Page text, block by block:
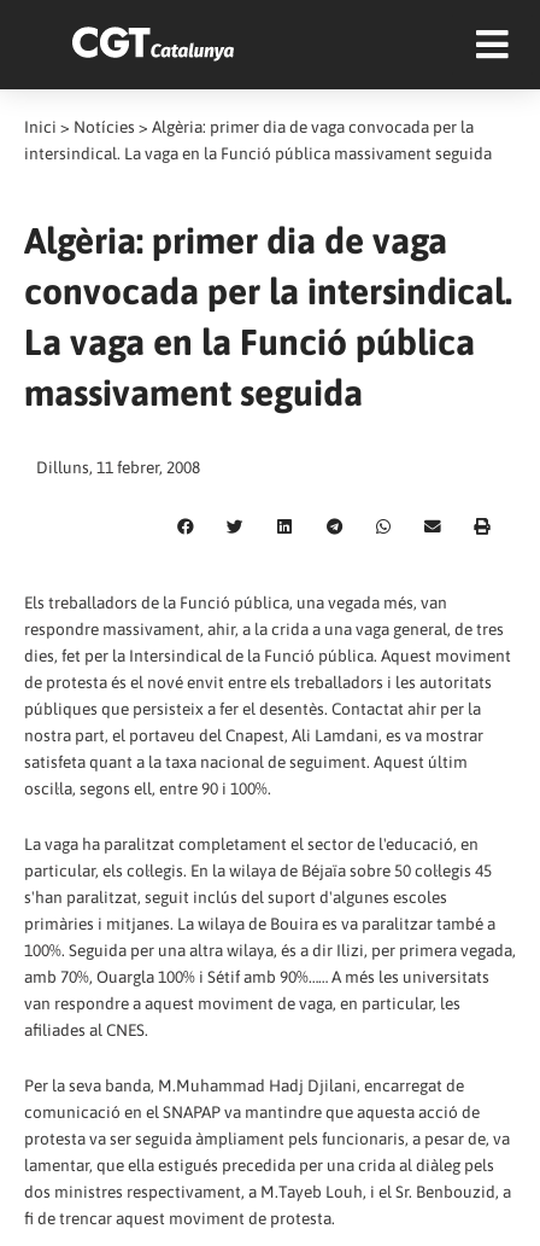
Inici > Notícies > Algèria: primer dia de vaga convocada per la
intersindical. La vaga en la Funció pública massivament seguida
Algèria: primer dia de vaga
convocada per la intersindical.
La vaga en la Funció pública
massivament seguida
Dilluns, 11 febrer, 2008
Els treballadors de la Funció pública, una vegada més, van
respondre massivament, ahir, a la crida a una vaga general, de tres
dies, fet per la Intersindical de la Funció pública. Aquest moviment
de protesta és el nové envit entre els treballadors i les autoritats
públiques que persisteix a fer el desentès. Contactat ahir per la
nostra part, el portaveu del Cnapest, Ali Lamdani, es va mostrar
satisfeta quant a la taxa nacional de seguiment. Aquest últim
oscil·la, segons ell, entre 90 i 100%.
La vaga ha paralitzat completament el sector de l'educació, en
particular, els col·legis. En la wilaya de Béjaïa sobre 50 col·legis 45
s'han paralitzat, seguit inclús del suport d'algunes escoles
primàries i mitjanes. La wilaya de Bouira es va paralitzar també a
100%. Seguida per una altra wilaya, és a dir Ilizi, per primera vegada,
amb 70%, Ouargla 100% i Sétif amb 90%…… A més les universitats
van respondre a aquest moviment de vaga, en particular, les
afiliades al CNES.
Per la seva banda, M.Muhammad Hadj Djilani, encarregat de
comunicació en el SNAPAP va mantindre que aquesta acció de
protesta va ser seguida àmpliament pels funcionaris, a pesar de, va
lamentar, que ella estigués precedida per una crida al diàleg pels
dos ministres respectivament, a M.Tayeb Louh, i el Sr. Benbouzid, a
fi de trencar aquest moviment de protesta.